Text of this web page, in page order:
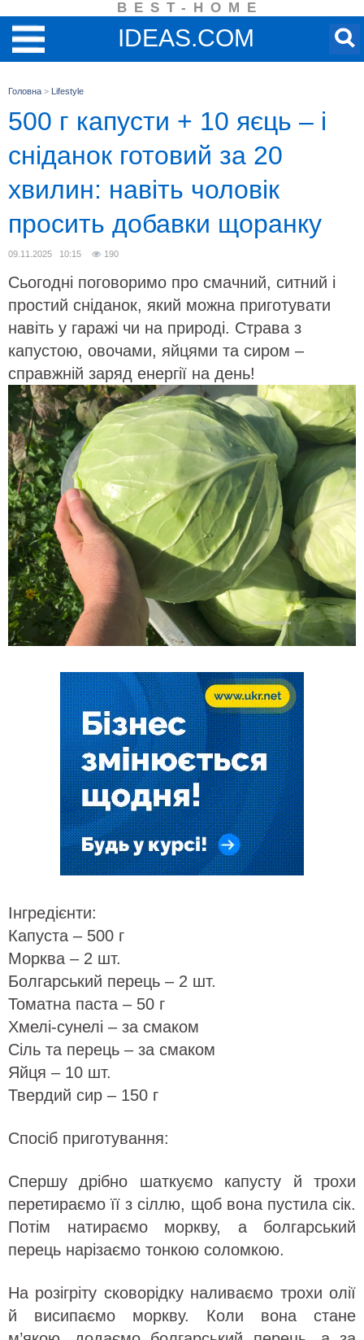
BEST-HOME
IDEAS.COM
Головна > Lifestyle
500 г капусти + 10 яєць – і
сніданок готовий за 20
хвилин: навіть чоловік
просить добавки щоранку
09.11.2025 10:15 190
Сьогодні поговоримо про смачний, ситний і
простий сніданок, який можна приготувати
навіть у гаражі чи на природі. Страва з
капустою, овочами, яйцями та сиром –
справжній заряд енергії на день!
Інгредієнти:
Капуста – 500 г
Морква – 2 шт.
Болгарський перець – 2 шт.
Томатна паста – 50 г
Хмелі-сунелі – за смаком
Сіль та перець – за смаком
Яйця – 10 шт.
Твердий сир – 150 г
Спосіб приготування:
Спершу дрібно шаткуємо капусту й трохи
перетираємо її з сіллю, щоб вона пустила сік.
Потім натираємо моркву, а болгарський
перець нарізаємо тонкою соломкою.
На розігріту сковорідку наливаємо трохи олії
й висипаємо моркву. Коли вона стане